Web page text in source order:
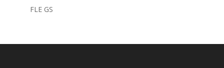
FLE GS